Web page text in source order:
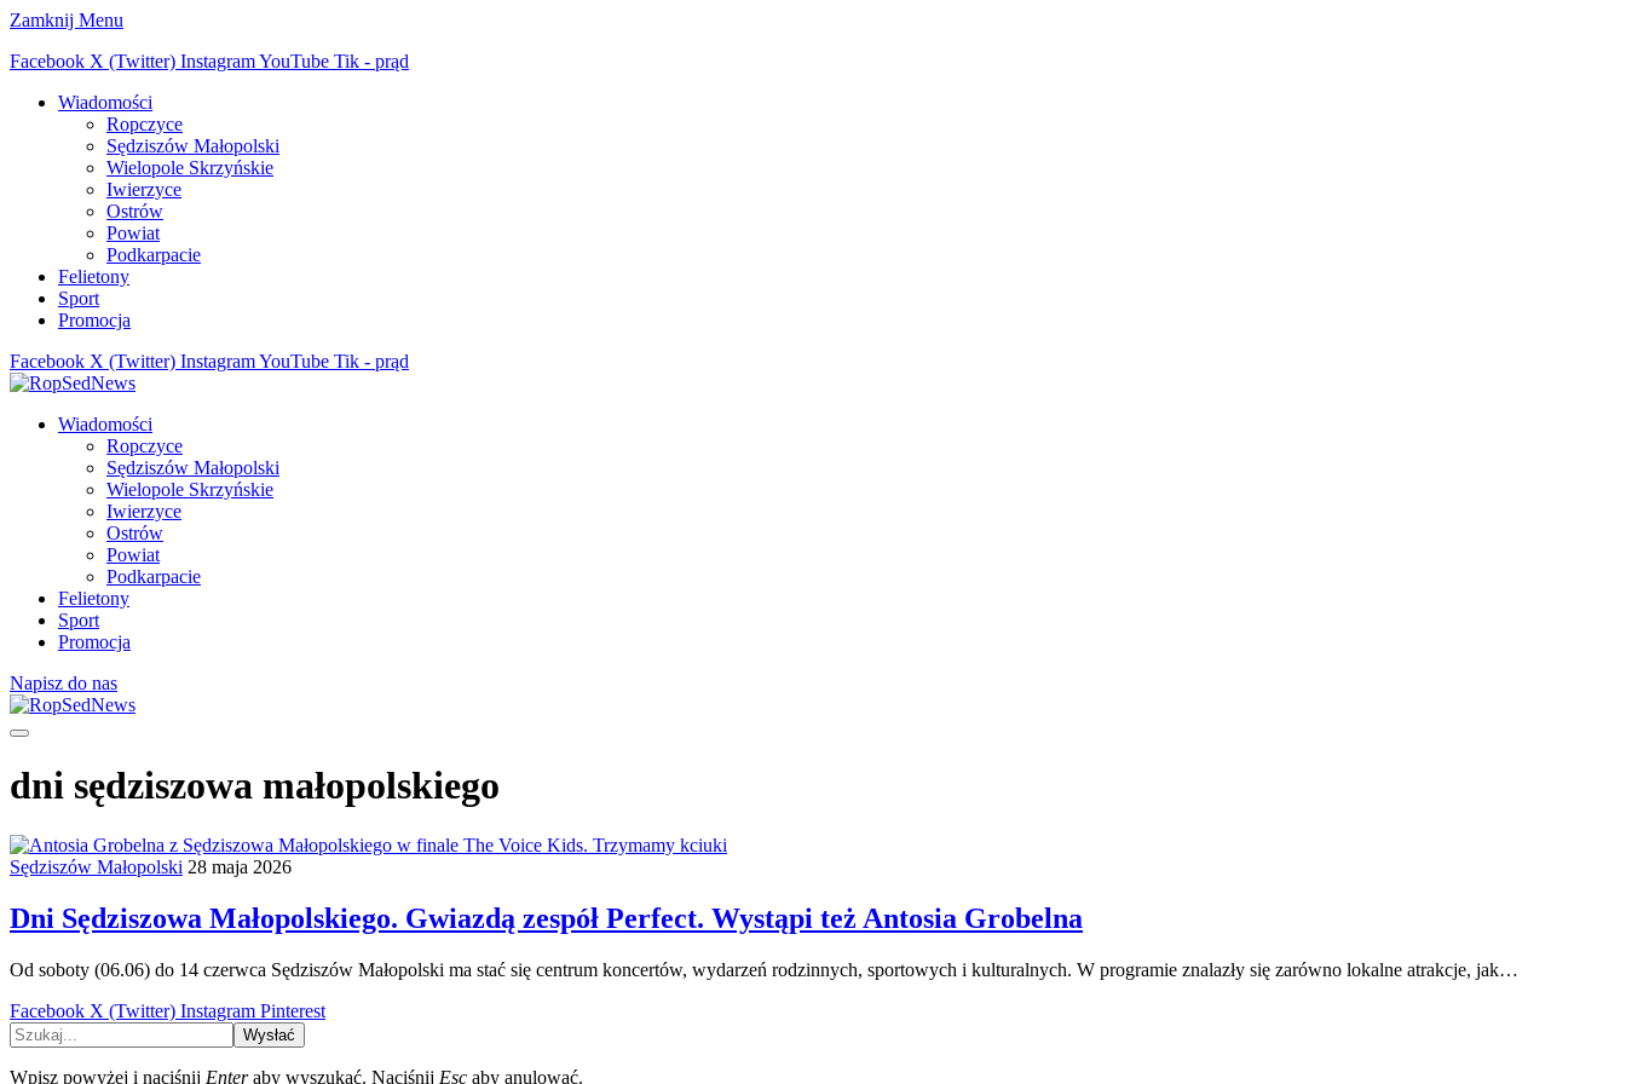
Zamknij Menu
Facebook X (Twitter) InstagramYouTube Tik - prąd
Wiadomości
Ropczyce
Sędziszów Małopolski
Wielopole Skrzyńskie
Iwierzyce
Ostrów
Powiat
Podkarpacie
Felietony
Sport
Promocja
Facebook X (Twitter) InstagramYouTube Tik - prąd
Wiadomości
Ropczyce
Sędziszów Małopolski
Wielopole Skrzyńskie
Iwierzyce
Ostrów
Powiat
Podkarpacie
Felietony
Sport
Promocja
Napisz do nas
dni sędziszowa małopolskiego
Sędziszów Małopolski 28 maja 2026
Dni Sędziszowa Małopolskiego. Gwiazdą zespół Perfect. Wystąpi też Antosia Grobelna
Od soboty (06.06) do 14 czerwca Sędziszów Małopolski ma stać się centrum koncertów, wydarzeń rodzinnych, sportowych i kulturalnych. W programie znalazły się zarówno lokalne atrakcje, jak…
Facebook X (Twitter) Instagram Pinterest
Wysłać
Wpisz powyżej i naciśnij Enteraby wyszukać. Naciśnij Esc aby anulować.